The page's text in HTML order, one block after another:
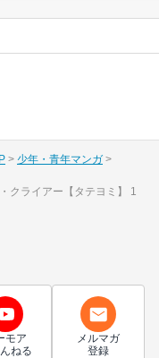
少年・青年マンガ
クライアー【タテヨミ】 1
モア
ねる
メルマガ
登録